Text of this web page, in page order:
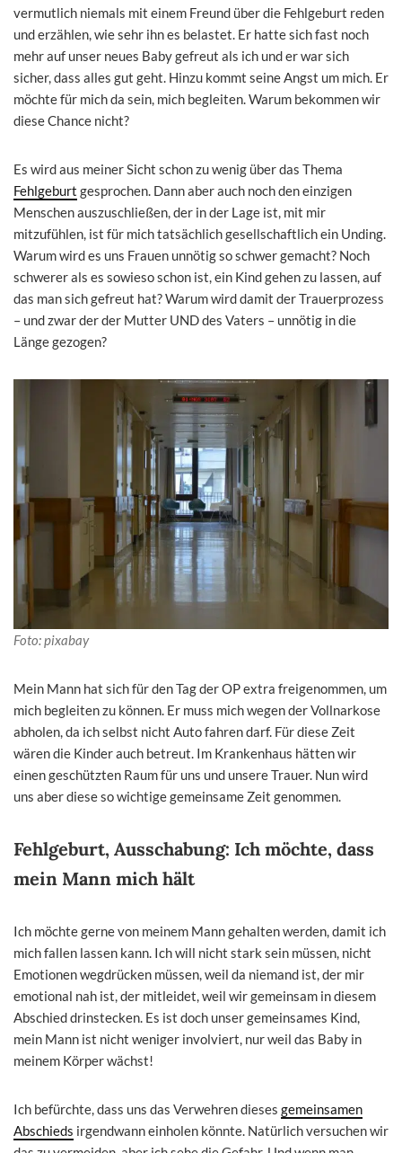
vermutlich niemals mit einem Freund über die Fehlgeburt reden
und erzählen, wie sehr ihn es belastet. Er hatte sich fast noch
mehr auf unser neues Baby gefreut als ich und er war sich
sicher, dass alles gut geht. Hinzu kommt seine Angst um mich. Er
möchte für mich da sein, mich begleiten. Warum bekommen wir
diese Chance nicht?
Es wird aus meiner Sicht schon zu wenig über das Thema
Fehlgeburt gesprochen. Dann aber auch noch den einzigen
Menschen auszuschließen, der in der Lage ist, mit mir
mitzufühlen, ist für mich tatsächlich gesellschaftlich ein Unding.
Warum wird es uns Frauen unnötig so schwer gemacht? Noch
schwerer als es sowieso schon ist, ein Kind gehen zu lassen, auf
das man sich gefreut hat? Warum wird damit der Trauerprozess
– und zwar der der Mutter UND des Vaters – unnötig in die
Länge gezogen?
Foto: pixabay
Mein Mann hat sich für den Tag der OP extra freigenommen, um
mich begleiten zu können. Er muss mich wegen der Vollnarkose
abholen, da ich selbst nicht Auto fahren darf. Für diese Zeit
wären die Kinder auch betreut. Im Krankenhaus hätten wir
einen geschützten Raum für uns und unsere Trauer. Nun wird
uns aber diese so wichtige gemeinsame Zeit genommen.
Fehlgeburt, Ausschabung: Ich möchte, dass
mein Mann mich hält
Ich möchte gerne von meinem Mann gehalten werden, damit ich
mich fallen lassen kann. Ich will nicht stark sein müssen, nicht
Emotionen wegdrücken müssen, weil da niemand ist, der mir
emotional nah ist, der mitleidet, weil wir gemeinsam in diesem
Abschied drinstecken. Es ist doch unser gemeinsames Kind,
mein Mann ist nicht weniger involviert, nur weil das Baby in
meinem Körper wächst!
Ich befürchte, dass uns das Verwehren dieses gemeinsamen
Abschieds irgendwann einholen könnte. Natürlich versuchen wir